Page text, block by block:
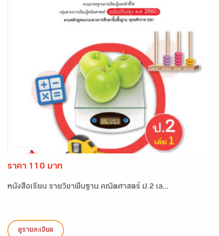
ราคา 110 บาท
หนังสือเรียน รายวิชาพื้นฐาน คณิตศาสตร์ ป.2 เล...
ดูรายละเอียด